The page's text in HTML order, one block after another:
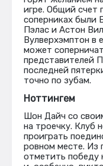
игре. Общий счет
соперниках были
Пэлас и Астон
Вулверхэмптон в
может
представителей
последней
точно по зубам.
Ноттингем
Шон Дайч со
на троечку. Клуб
проиграть
ровном месте. Из
отметить победу